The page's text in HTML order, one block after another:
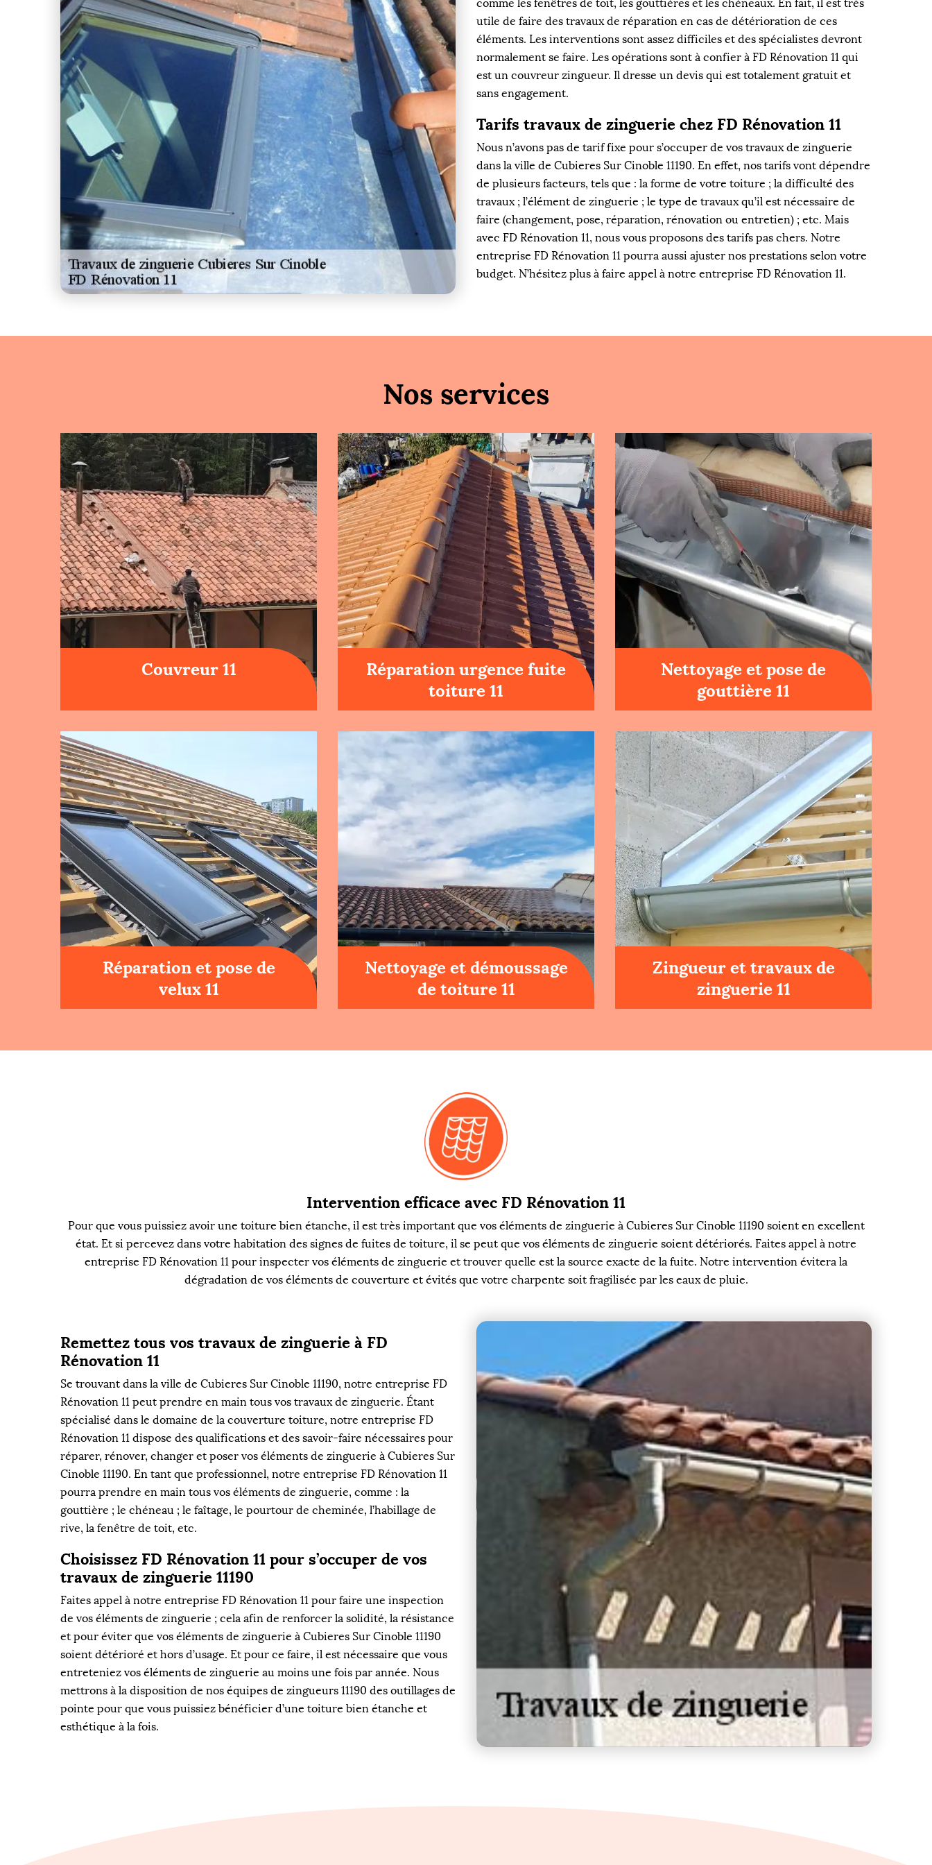
comme les fenêtres de toit, les gouttières et les chéneaux. En fait, il est très
utile de faire des travaux de réparation en cas de détérioration de ces
éléments. Les interventions sont assez difficiles et des spécialistes devront
normalement se faire. Les opérations sont à confier à FD Rénovation 11 qui
est un couvreur zingueur. Il dresse un devis qui est totalement gratuit et
sans engagement.
Tarifs travaux de zinguerie chez FD Rénovation 11
Nous n’avons pas de tarif fixe pour s’occuper de vos travaux de zinguerie
dans la ville de Cubieres Sur Cinoble 11190. En effet, nos tarifs vont dépendre
de plusieurs facteurs, tels que : la forme de votre toiture ; la difficulté des
travaux ; l’élément de zinguerie ; le type de travaux qu’il est nécessaire de
faire (changement, pose, réparation, rénovation ou entretien) ; etc. Mais
avec FD Rénovation 11, nous vous proposons des tarifs pas chers. Notre
entreprise FD Rénovation 11 pourra aussi ajuster nos prestations selon votre
budget. N’hésitez plus à faire appel à notre entreprise FD Rénovation 11.
Nos services
Couvreur 11
Réparation urgence fuite
toiture 11
Nettoyage et pose de
gouttière 11
Réparation et pose de
velux 11
Nettoyage et démoussage
de toiture 11
Zingueur et travaux de
zinguerie 11
Intervention efficace avec FD Rénovation 11
Pour que vous puissiez avoir une toiture bien étanche, il est très important que vos éléments de zinguerie à Cubieres Sur Cinoble 11190 soient en excellent
état. Et si percevez dans votre habitation des signes de fuites de toiture, il se peut que vos éléments de zinguerie soient détériorés. Faites appel à notre
entreprise FD Rénovation 11 pour inspecter vos éléments de zinguerie et trouver quelle est la source exacte de la fuite. Notre intervention évitera la
dégradation de vos éléments de couverture et évités que votre charpente soit fragilisée par les eaux de pluie.
Remettez tous vos travaux de zinguerie à FD
Rénovation 11
Se trouvant dans la ville de Cubieres Sur Cinoble 11190, notre entreprise FD
Rénovation 11 peut prendre en main tous vos travaux de zinguerie. Étant
spécialisé dans le domaine de la couverture toiture, notre entreprise FD
Rénovation 11 dispose des qualifications et des savoir-faire nécessaires pour
réparer, rénover, changer et poser vos éléments de zinguerie à Cubieres Sur
Cinoble 11190. En tant que professionnel, notre entreprise FD Rénovation 11
pourra prendre en main tous vos éléments de zinguerie, comme : la
gouttière ; le chéneau ; le faîtage, le pourtour de cheminée, l’habillage de
rive, la fenêtre de toit, etc.
Choisissez FD Rénovation 11 pour s’occuper de vos
travaux de zinguerie 11190
Faites appel à notre entreprise FD Rénovation 11 pour faire une inspection
de vos éléments de zinguerie ; cela afin de renforcer la solidité, la résistance
et pour éviter que vos éléments de zinguerie à Cubieres Sur Cinoble 11190
soient détérioré et hors d’usage. Et pour ce faire, il est nécessaire que vous
entreteniez vos éléments de zinguerie au moins une fois par année. Nous
mettrons à la disposition de nos équipes de zingueurs 11190 des outillages de
pointe pour que vous puissiez bénéficier d’une toiture bien étanche et
esthétique à la fois.